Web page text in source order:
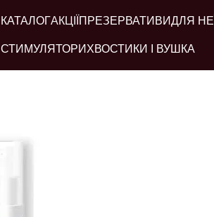
КАТАЛОГАКЦІЇ ПРЕЗЕРВАТИВИДЛЯ НЕЇ
СТИМУЛЯТОРИ ХВОСТИКИ І ВУШКА